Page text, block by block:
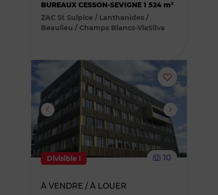
BUREAUX CESSON-SEVIGNE 1 524 m²
ZAC St Sulpice / Lanthanides /
Beaulieu / Champs Blancs-ViaSilva
Ajouter
ou
supprimer
le
Divisible ! 10
À VENDRE / À LOUER